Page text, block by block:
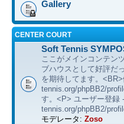
Gallery
CENTER COURT
Soft Tennis
ここがメインコンテン
ブハウスとして好評だ
を期待してます。
tennis.org/phpBB2/
す。<P> ユーザー登録
tennis.org/phpBB2/
モデレータ: Zoso